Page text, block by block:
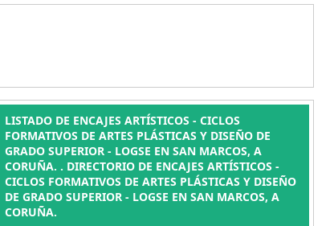
LISTADO DE ENCAJES ARTÍSTICOS - CICLOS
FORMATIVOS DE ARTES PLÁSTICAS Y DISEÑO DE
GRADO SUPERIOR - LOGSE EN SAN MARCOS, A
CORUÑA. . DIRECTORIO DE ENCAJES ARTÍSTICOS -
CICLOS FORMATIVOS DE ARTES PLÁSTICAS Y DISEÑO
DE GRADO SUPERIOR - LOGSE EN SAN MARCOS, A
CORUÑA.